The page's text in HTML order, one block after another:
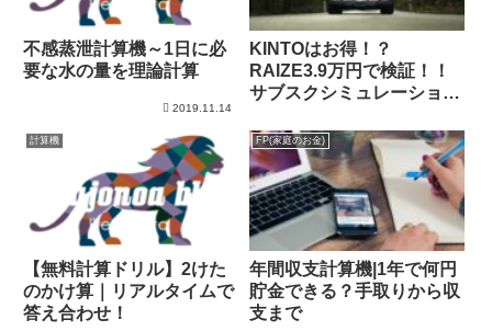
不感蒸泄計算機～1日に必
要な水の量を理論計算
2019.11.14
KINTOはお得！？
RAIZE3.9万円で検証！！
サブスクシミュレーショ
計算機
【無料計算ドリル】2けた
のかけ算｜リアルタイムで
答え合わせ！
FP(家庭のお金)
年間収支計算機|1年で何円
貯金できる？手取りから収
支まで